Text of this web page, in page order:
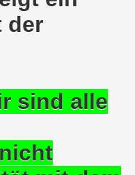
der
sind alle
- aktiver
Aktiver Widerstand
am
gegen